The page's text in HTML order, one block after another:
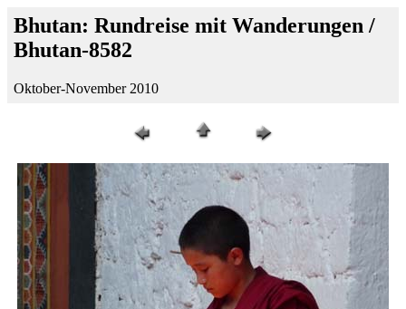
Bhutan: Rundreise mit Wanderungen /
Bhutan-8582
Oktober-November 2010